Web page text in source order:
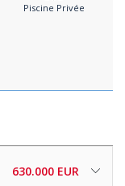
Piscine Privée
630.000 EUR